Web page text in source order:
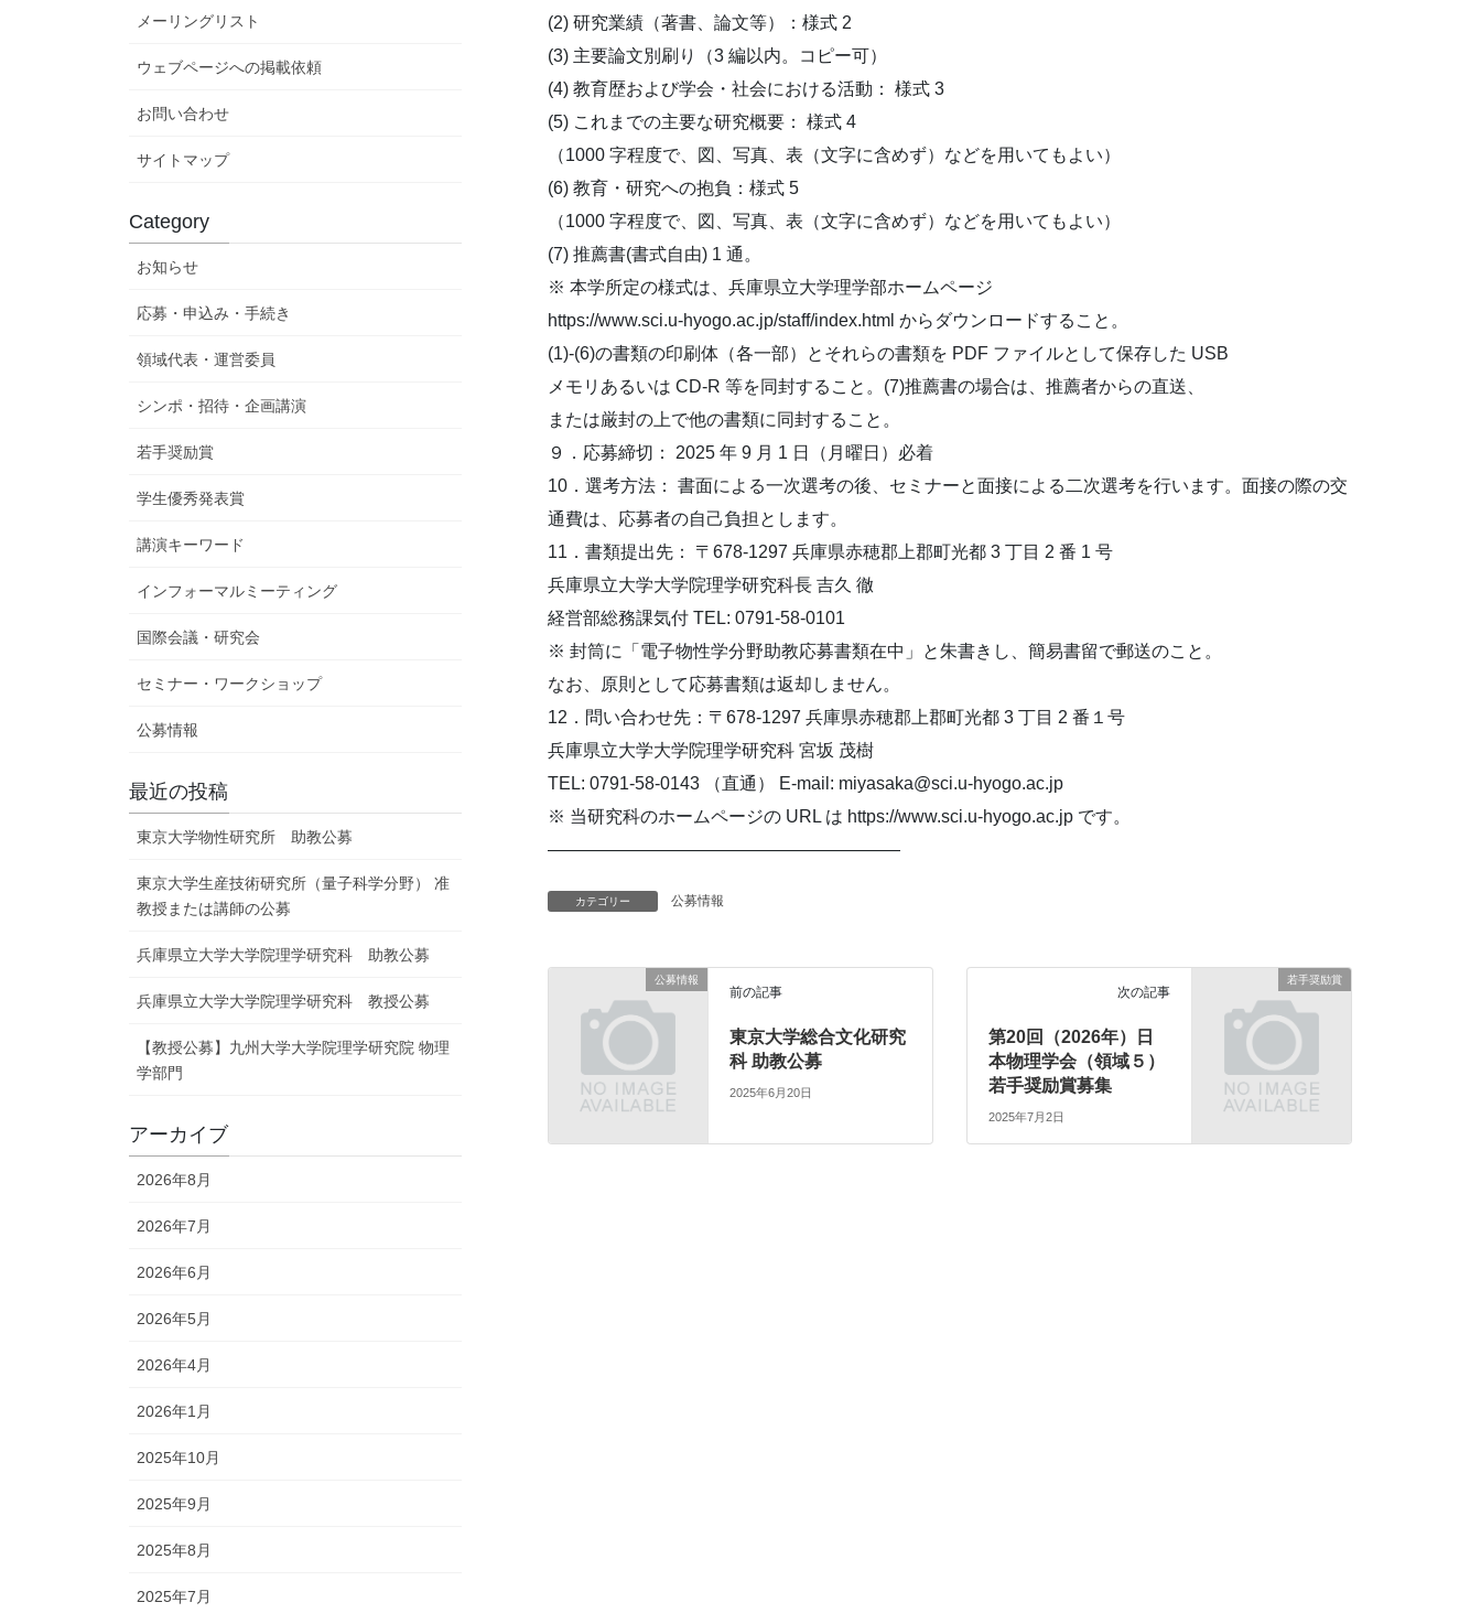
(2) 研究業績（著書、論文等）：様式 2
(3) 主要論文別刷り（3 編以内。コピー可）
(4) 教育歴および学会・社会における活動： 様式 3
(5) これまでの主要な研究概要： 様式 4
（1000 字程度で、図、写真、表（文字に含めず）などを用いてもよい）
(6) 教育・研究への抱負：様式 5
（1000 字程度で、図、写真、表（文字に含めず）などを用いてもよい）
(7) 推薦書(書式自由) 1 通。
※ 本学所定の様式は、兵庫県立大学理学部ホームページ
https://www.sci.u-hyogo.ac.jp/staff/index.html からダウンロードすること。
(1)-(6)の書類の印刷体（各一部）とそれらの書類を PDF ファイルとして保存した USB
メモリあるいは CD-R 等を同封すること。(7)推薦書の場合は、推薦者からの直送、
または厳封の上で他の書類に同封すること。
９．応募締切： 2025 年 9 月 1 日（月曜日）必着
10．選考方法： 書面による一次選考の後、セミナーと面接による二次選考を行います。面接の際の交
通費は、応募者の自己負担とします。
11．書類提出先： 〒678-1297 兵庫県赤穂郡上郡町光都 3 丁目 2 番 1 号
兵庫県立大学大学院理学研究科長 吉久 徹
経営部総務課気付 TEL: 0791-58-0101
※ 封筒に「電子物性学分野助教応募書類在中」と朱書きし、簡易書留で郵送のこと。
なお、原則として応募書類は返却しません。
12．問い合わせ先：〒678-1297 兵庫県赤穂郡上郡町光都 3 丁目 2 番１号
兵庫県立大学大学院理学研究科 宮坂 茂樹
TEL: 0791-58-0143 （直通） E-mail: miyasaka@sci.u-hyogo.ac.jp
※ 当研究科のホームページの URL は https://www.sci.u-hyogo.ac.jp です。
————————————————————
カテゴリー 公募情報
公募情報
前の記事
東京大学総合文化研究
科 助教公募
2025年6月20日
若手奨励賞
次の記事
第20回（2026年）日
本物理学会（領域５）
若手奨励賞募集
2025年7月2日
メーリングリスト
ウェブページへの掲載依頼
お問い合わせ
サイトマップ
Category
お知らせ
応募・申込み・手続き
領域代表・運営委員
シンポ・招待・企画講演
若手奨励賞
学生優秀発表賞
講演キーワード
インフォーマルミーティング
国際会議・研究会
セミナー・ワークショップ
公募情報
最近の投稿
東京大学物性研究所 助教公募
東京大学生産技術研究所（量子科学分野） 准
教授または講師の公募
兵庫県立大学大学院理学研究科 助教公募
兵庫県立大学大学院理学研究科 教授公募
【教授公募】九州大学大学院理学研究院 物理
学部門
アーカイブ
2026年8月
2026年7月
2026年6月
2026年5月
2026年4月
2026年1月
2025年10月
2025年9月
2025年8月
2025年7月